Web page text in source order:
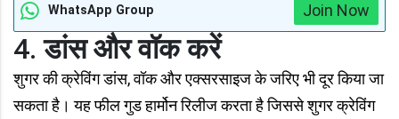
WhatsApp Group Join Now
4.डांस और वॉक करें
शुगर की क्रेविंग डांस, वॉक और एक्सरसाइज के जरिए भी दूर किया जा
सकता है। यह फील गुड हार्मोन रिलीज करता है जिससे शुगर क्रेविंग